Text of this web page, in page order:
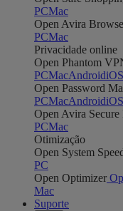
PCMac
Open Avira
PCMac
Privacidade online
Open Phantom
PCMacAndroidiOS
Open Password
PCMacAndroidiOS
Open Avira
PCMac
Otimização
Open System
PC
Open Optimizer
Mac
Suporte